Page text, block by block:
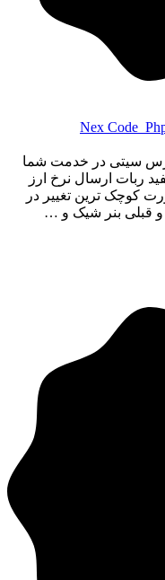
Nex Code ‌
سیتی در خدمت شما
ربات ارسال نرخ ارز
کوچک ترین تغییر در
قبلی بنر شیک و …